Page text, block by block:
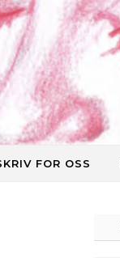
FOR OSS